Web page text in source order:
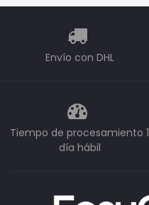
Envío con DHL
Tiempo de procesamiento 1
día hábil